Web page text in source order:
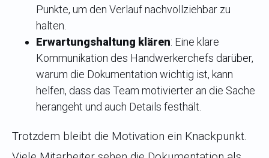
Punkte, um den Verlauf nachvollziehbar zu
halten.
Erwartungshaltung klären: Eine klare
Kommunikation des Handwerkerchefs darüber,
warum die Dokumentation wichtig ist, kann
helfen, dass das Team motivierter an die Sache
herangeht und auch Details festhält.
Trotzdem bleibt die Motivation ein Knackpunkt.